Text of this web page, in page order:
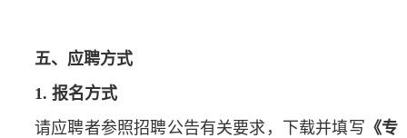
五、应聘方式
1. 报名方式
请应聘者参照招聘公告有关要求，下载并填写 《专